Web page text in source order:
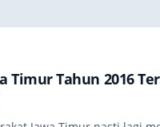
Timur Tahun 2016